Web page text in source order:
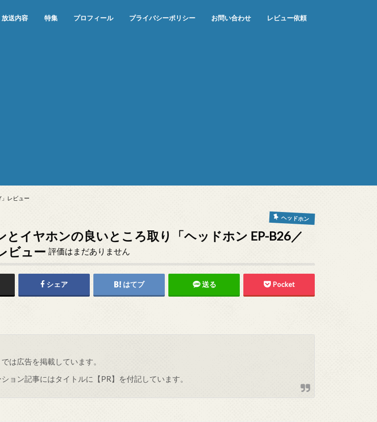
放送内容 特集 プロフィール プライバシーポリシー お問い合わせ レビュー依頼
レビュー
ヘッドホン
とイヤホンの良いところ取り「ヘッドホン EP-B26／
ビュー 評価はまだありません
シェア はてブ 送る Pocket
は広告を掲載しています。
ョン記事にはタイトルに【PR】を付記しています。